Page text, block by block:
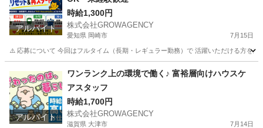
アルバイト
時給1,300円
株式会社GROWAGENCY
愛知県 岡崎市 7月15日
⚠️ 応募について 今回はフルタイム（長期・レギュラー勤務）で 活躍いただける方を
ドライバー スタッフ
アルバイト
ワンランク上の環境で働く♪ 富裕層向けハウスケ
アスタッフ
時給1,700円
株式会社GROWAGENCY
滋賀県 大津市 7月14日